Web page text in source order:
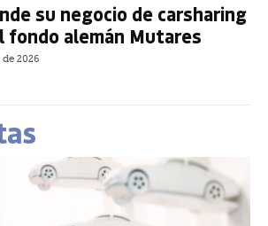
su negocio de carsharing
fondo alemán Mutares
2026